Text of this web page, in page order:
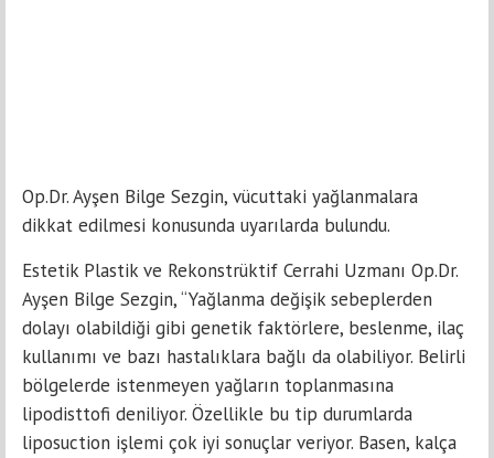
Op.Dr. Ayşen Bilge Sezgin, vücuttaki yağlanmalara
dikkat edilmesi konusunda uyarılarda bulundu.
Estetik Plastik ve Rekonstrüktif Cerrahi Uzmanı Op.Dr.
Ayşen Bilge Sezgin, “Yağlanma değişik sebeplerden
dolayı olabildiği gibi genetik faktörlere, beslenme, ilaç
kullanımı ve bazı hastalıklara bağlı da olabiliyor. Belirli
bölgelerde istenmeyen yağların toplanmasına
lipodisttofi deniliyor. Özellikle bu tip durumlarda
liposuction işlemi çok iyi sonuçlar veriyor. Basen, kalça